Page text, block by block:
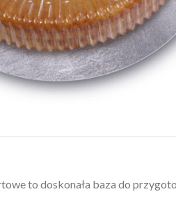
to doskonała baza do